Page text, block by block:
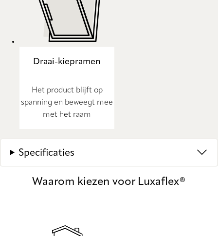
Draai-kiepramen
Het product blijft op
spanning en beweegt mee
met het raam
Specificaties
Waarom kiezen voor Luxaflex®